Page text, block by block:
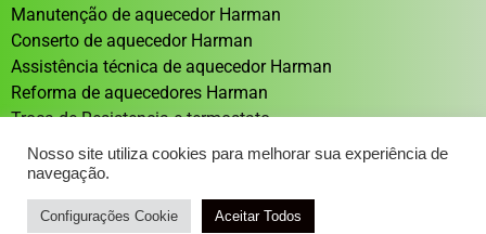
Manutenção de aquecedor Harman
Conserto de aquecedor Harman
Assistência técnica de aquecedor Harman
Reforma de aquecedores Harman
Troca de Resistencia e termostato
Aquecedor solar Sistema de aquecimento solar
Nosso site utiliza cookies para melhorar sua experiência de
navegação.
Configurações Cookie Aceitar Todos
Atendimento / Orçamento Via WhatsApp